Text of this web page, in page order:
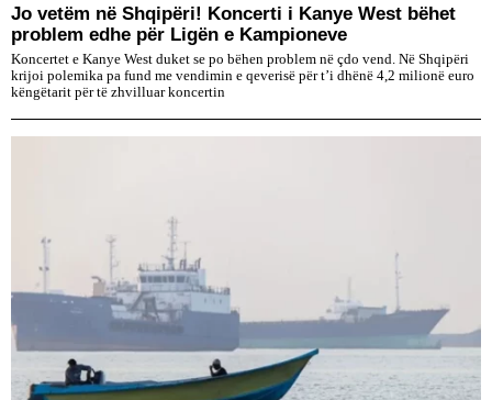
Jo vetëm në Shqipëri! Koncerti i Kanye West bëhet
problem edhe për Ligën e Kampioneve
Koncertet e Kanye West duket se po bëhen problem në çdo vend. Në Shqipëri
krijoi polemika pa fund me vendimin e qeverisë për t’i dhënë 4,2 milionë euro
këngëtarit për të zhvilluar koncertin